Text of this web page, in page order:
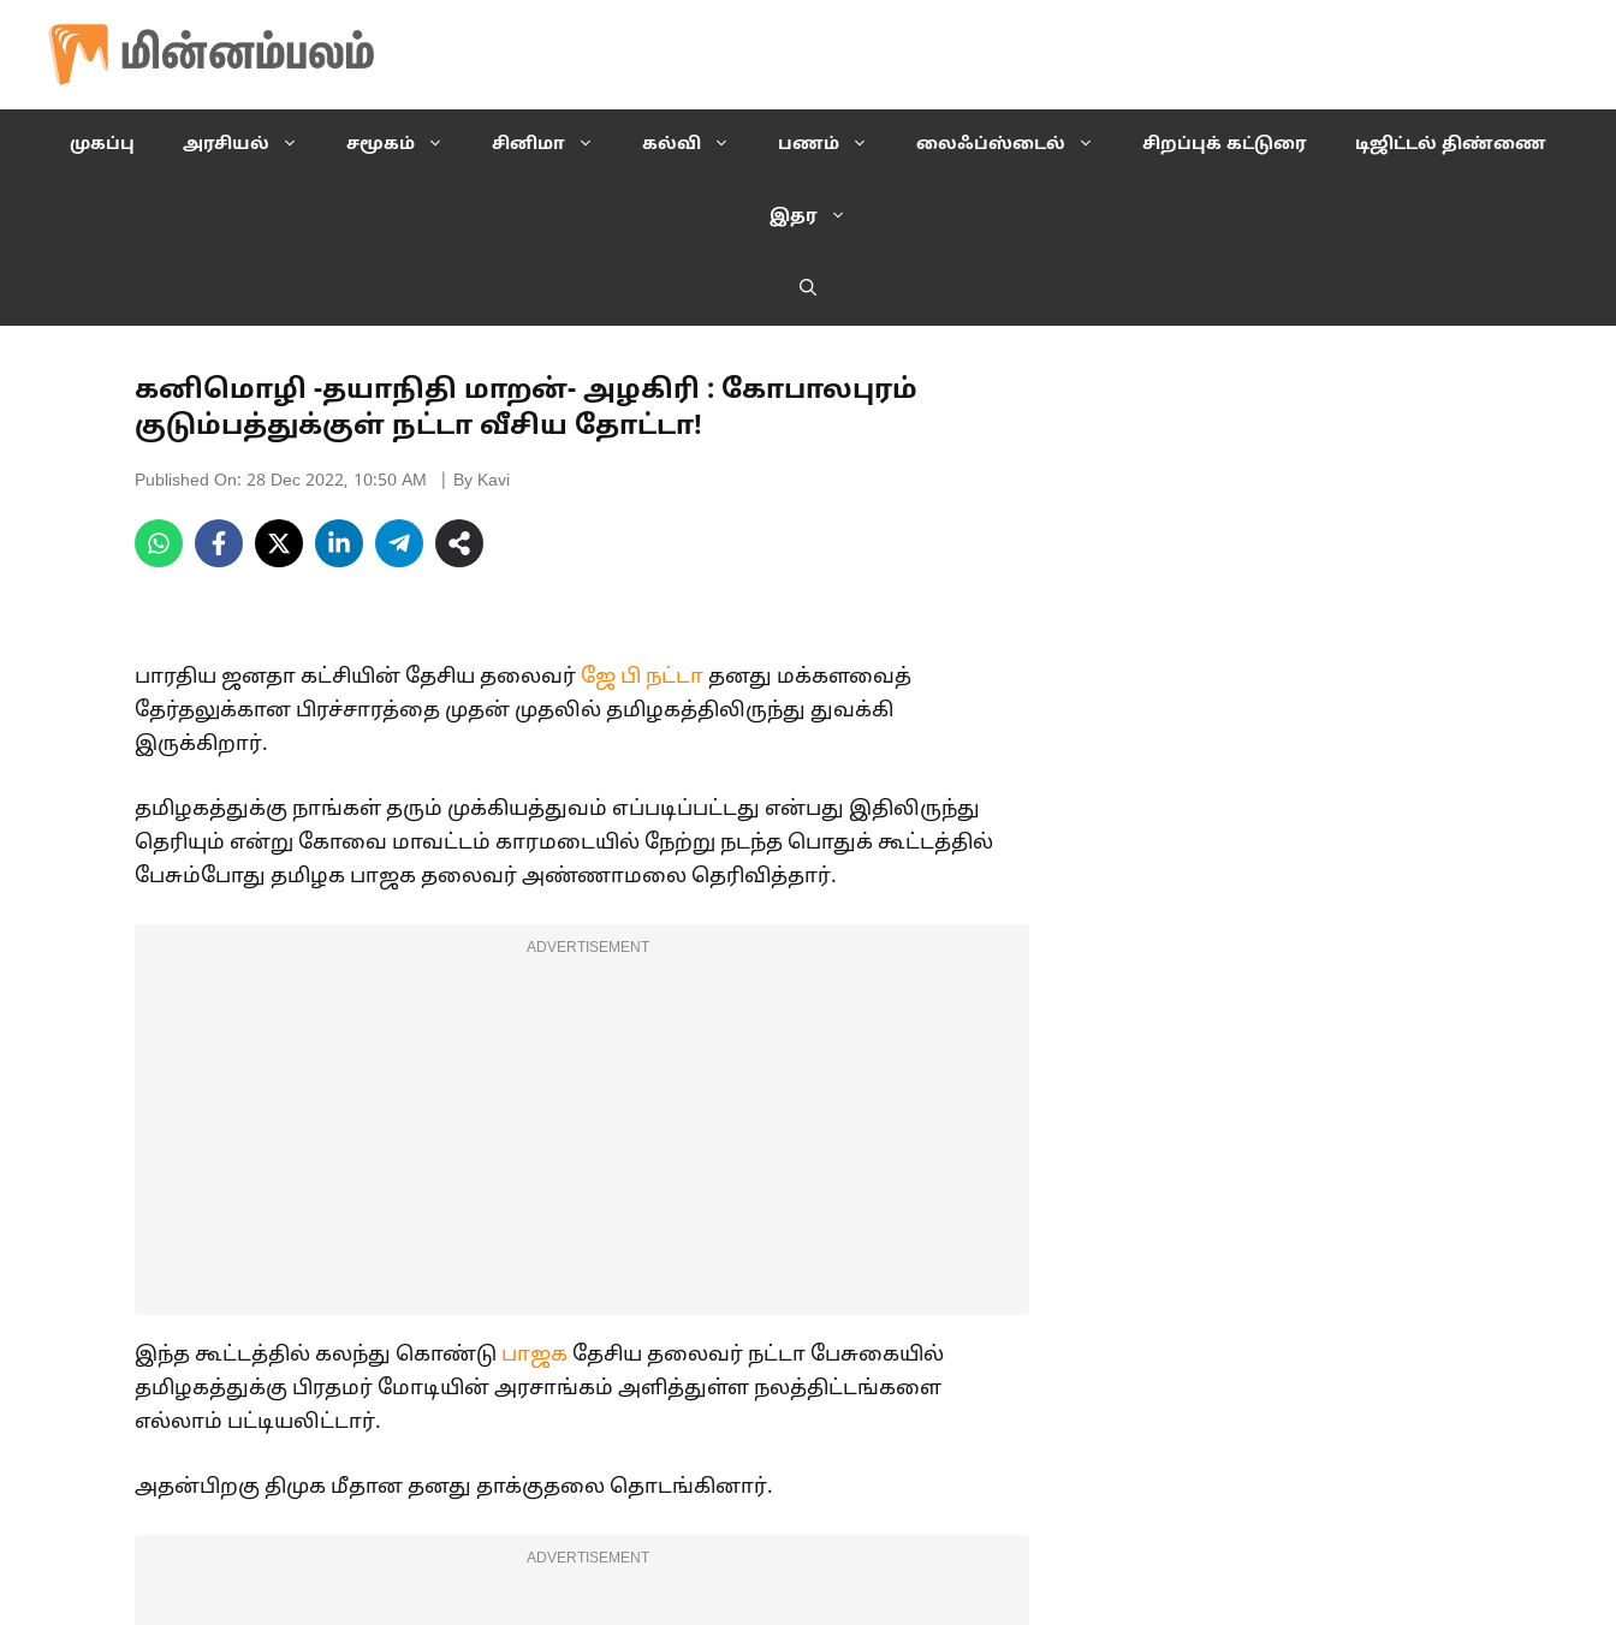
content
முகப்பு அரசியல் சமூகம் சினிமா கல்வி பணம் லைஃப்ஸ்டைல் சிறப்புக் கட்டுரை டிஜிட்டல் திண்ணை
இதர
கனிமொழி -தயாநிதி மாறன்- அழகிரி : கோபாலபுரம்
குடும்பத்துக்குள் நட்டா வீசிய தோட்டா!
Published On: 28 Dec 2022, 10:50 AM | By Kavi
பாரதிய ஜனதா கட்சியின் தேசிய தலைவர் ஜே பி நட்டாதனது மக்களவைத்
தேர்தலுக்கான பிரச்சாரத்தை முதன் முதலில் தமிழகத்திலிருந்து துவக்கி
இருக்கிறார்.
தமிழகத்துக்கு நாங்கள் தரும் முக்கியத்துவம் எப்படிப்பட்டது என்பது இதிலிருந்து
தெரியும் என்று கோவை மாவட்டம் காரமடையில் நேற்று நடந்த பொதுக் கூட்டத்தில்
பேசும்போது தமிழக பாஜக தலைவர் அண்ணாமலை தெரிவித்தார்.
ADVERTISEMENT
இந்த கூட்டத்தில் கலந்து கொண்டு பாஜக தேசிய தலைவர் நட்டா பேசுகையில்
தமிழகத்துக்கு பிரதமர் மோடியின் அரசாங்கம் அளித்துள்ள நலத்திட்டங்களை
எல்லாம் பட்டியலிட்டார்.
அதன்பிறகு திமுக மீதான தனது தாக்குதலை தொடங்கினார்.
ADVERTISEMENT